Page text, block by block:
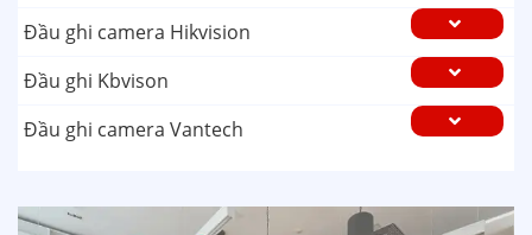
Đầu ghi camera Hikvision
Đầu ghi Kbvison
Đầu ghi camera Vantech